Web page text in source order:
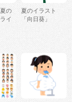
の
イ
夏のイラスト
「向日葵」